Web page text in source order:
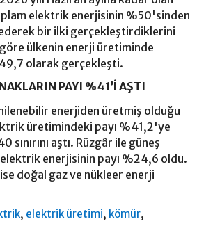
elektrik enerjisinin %50'sinden
ederek bir ilki gerçekleştirdiklerini
göre ülkenin enerji üretiminde
olarak gerçekleşti.
PAYI %41’İ AŞTI
enerjiden üretmiş olduğu
üretimindeki payı %41,2'ye
aştı. Rüzgâr ile güneş
enerjisinin payı %24,6 oldu.
doğal gaz ve nükleer enerji
, elektrik üretimi, kömür,